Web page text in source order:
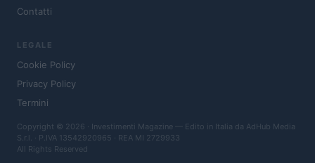
Contatti
LEGALE
Cookie Policy
Privacy Policy
Termini
Copyright © 2026 · Investimenti Magazine — Edito in Italia da AdHub Media
S.r.l. · P.IVA 13542920965 · REA MI 2729933
All Rights Reserved